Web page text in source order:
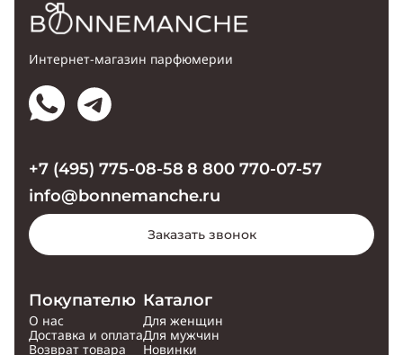
Интернет-магазин парфюмерии
Покупателю
О нас
Доставка и оплата
Возврат товара
Каталог
Для женщин
Для мужчин
Новинки
+7 (495) 775-08-58 8 800 770-07-57
info@bonnemanche.ru
Заказать звонок